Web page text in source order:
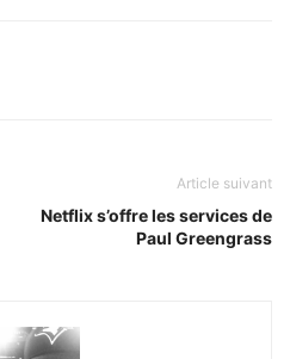
Article suivant
Netflix s’offre les services de
Paul Greengrass